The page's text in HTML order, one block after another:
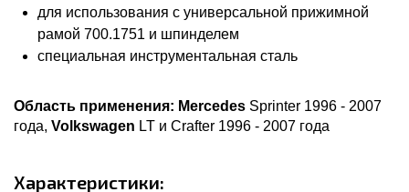
для использования с универсальной прижимной
рамой 700.1751 и шпинделем
специальная инструментальная сталь
Область применения: Mercedes Sprinter 1996 - 2007
года, Volkswagen LT и Crafter 1996 - 2007 года
Характеристики: